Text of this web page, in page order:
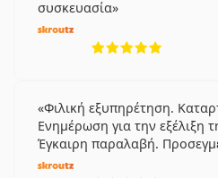
συσκευασία
Φιλική εξυπηρέτηση.
Ενημέρωση για την εξέλιξη
Έγκαιρη παραλαβή.